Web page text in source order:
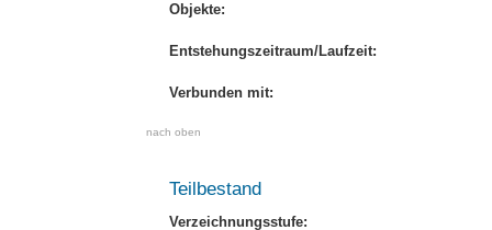
Objekte:
Entstehungszeitraum/Laufzeit:
Verbunden mit:
nach oben
Teilbestand
Verzeichnungsstufe: